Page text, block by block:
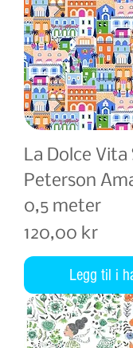
La Dolce Vita
Peterson
0,5 meter
Pris
120,00 kr
Legg til i